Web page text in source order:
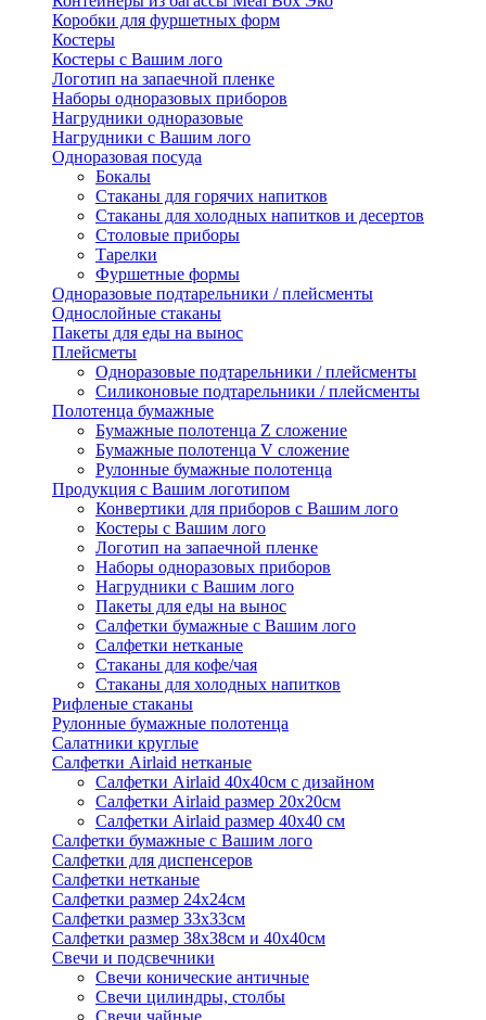
Коробки для фуршетных форм
Костеры
Костеры с Вашим лого
Логотип на запаечной пленке
Наборы одноразовых приборов
Нагрудники одноразовые
Нагрудники с Вашим лого
Одноразовая посуда
Бокалы
Стаканы для горячих напитков
Стаканы для холодных напитков и десертов
Столовые приборы
Тарелки
Фуршетные формы
Одноразовые подтарельники / плейсменты
Однослойные стаканы
Пакеты для еды на вынос
Плейсметы
Одноразовые подтарельники / плейсменты
Силиконовые подтарельники / плейсменты
Полотенца бумажные
Бумажные полотенца Z сложение
Бумажные полотенца V сложение
Рулонные бумажные полотенца
Продукция с Вашим логотипом
Конвертики для приборов с Вашим лого
Костеры с Вашим лого
Логотип на запаечной пленке
Наборы одноразовых приборов
Нагрудники с Вашим лого
Пакеты для еды на вынос
Салфетки бумажные с Вашим лого
Салфетки нетканые
Стаканы для кофе/чая
Стаканы для холодных напитков
Рифленые стаканы
Рулонные бумажные полотенца
Салатники круглые
Салфетки Airlaid нетканые
Салфетки Airlaid 40х40см с дизайном
Салфетки Airlaid размер 20х20см
Салфетки Airlaid размер 40х40 см
Салфетки бумажные с Вашим лого
Салфетки для диспенсеров
Салфетки нетканые
Салфетки размер 24х24см
Салфетки размер 33х33см
Салфетки размер 38х38см и 40х40см
Свечи и подсвечники
Свечи конические античные
Свечи цилиндры, столбы
Свечи чайные